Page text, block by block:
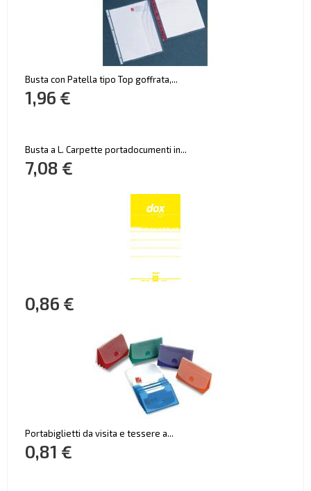
Busta con Patella tipo Top goffrata,...
1,96 €
Busta a L. Carpette portadocumenti in...
7,08 €
0,86 €
Portabiglietti da visita e tessere a...
0,81 €